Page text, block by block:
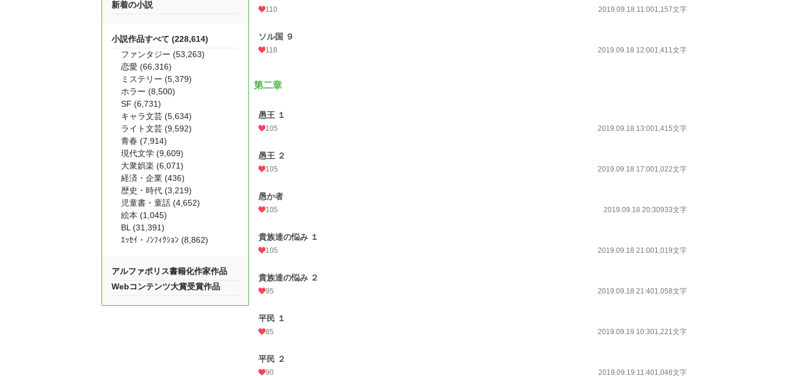
110 2019.09.18 11:001,157文字
ソル国 ９
118 2019.09.18 12:001,411文字
第二章
愚王 １
105 2019.09.18 13:001,415文字
愚王 ２
105 2019.09.18 17:001,022文字
愚か者
105 2019.09.18 20:30933文字
貴族達の悩み １
105 2019.09.18 21:001,019文字
貴族達の悩み ２
95 2019.09.18 21:401,058文字
平民 １
85 2019.09.19 10:301,221文字
平民 ２
90 2019.09.19 11:401,046文字
新着の小説
小説作品すべて (228,614)
ファンタジー (53,263)
恋愛 (66,316)
ミステリー (5,379)
ホラー (8,500)
SF (6,731)
キャラ文芸 (5,634)
ライト文芸 (9,592)
青春 (7,914)
現代文学 (9,609)
大衆娯楽 (6,071)
経済・企業 (436)
歴史・時代 (3,219)
児童書・童話 (4,652)
絵本 (1,045)
BL (31,391)
ｴｯｾｲ・ﾉﾝﾌｨｸｼｮﾝ (8,862)
アルファポリス書籍化作家作品
Webコンテンツ大賞受賞作品